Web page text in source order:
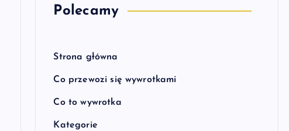
Polecamy
Strona główna
Co przewozi się wywrotkami
Co to wywrotka
Kategorie